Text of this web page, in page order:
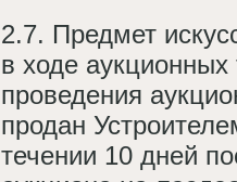
2.7. Предмет
в ходе аукционных
проведения
продан
течении 10 дней